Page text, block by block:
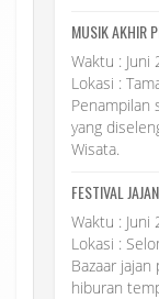
MUSIK AKHIR
Waktu : Juni
Lokasi :
Penampilan
yang
Wisata.
FESTIVAL
Waktu : Juni
Lokasi :
Bazaar
hiburan